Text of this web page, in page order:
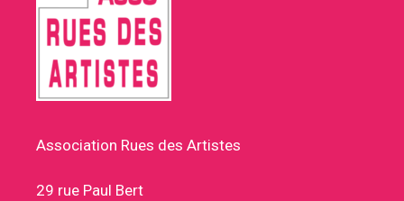
Association Rues des Artistes
29 rue Paul Bert